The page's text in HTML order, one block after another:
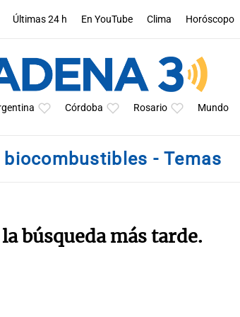
Últimas 24 h En YouTube Clima Horóscopo
Córdoba Rosario Mundo
biocombustibles - Temas
búsqueda más tarde.